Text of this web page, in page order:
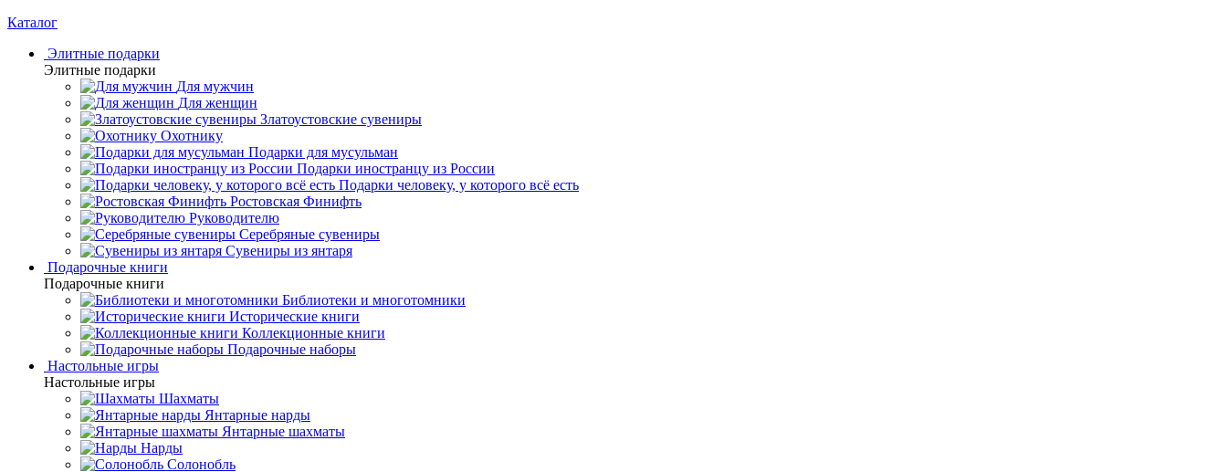
Каталог
Элитные подарки
Элитные подарки
Для мужчин
Для женщин
Златоустовские сувениры
Охотнику
Подарки для мусульман
Подарки иностранцу из России
Подарки человеку, у которого всё есть
Ростовская Финифть
Руководителю
Серебряные сувениры
Сувениры из янтаря
Подарочные книги
Подарочные книги
Библиотеки и многотомники
Исторические книги
Коллекционные книги
Подарочные наборы
Настольные игры
Настольные игры
Шахматы
Янтарные нарды
Янтарные шахматы
Нарды
Солонобль